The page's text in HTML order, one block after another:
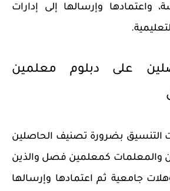
واعتمادها وإرسالها إلى إدارات
على دبلوم معلمين
التنسيق بضرورة تصنيف الحاصلين
والمعلمات كمعلمين فصل والذين
جامعية ثم اعتمادها وإرسالها